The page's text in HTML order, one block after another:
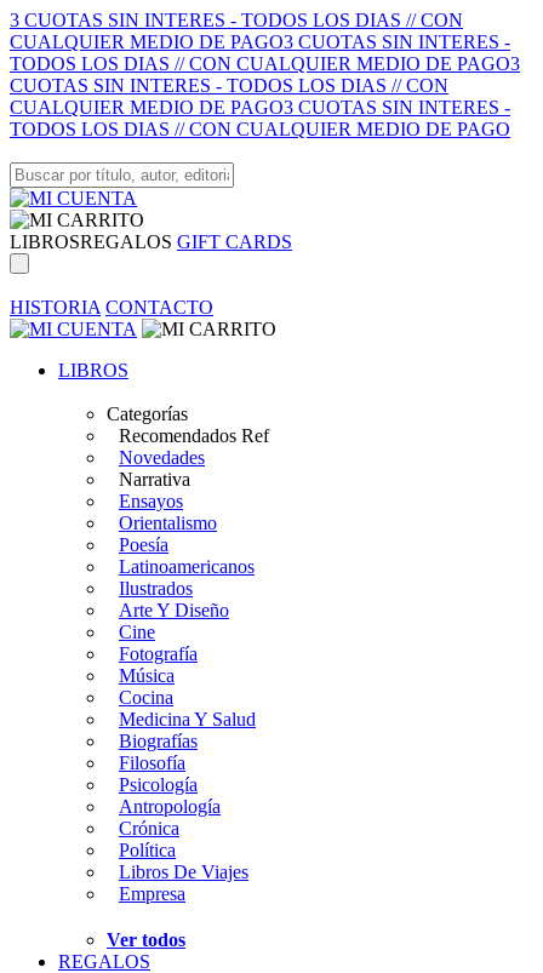
3 CUOTAS SIN INTERES - TODOS LOS DIAS // CON
CUALQUIER MEDIO DE PAGO3 CUOTAS SIN INTERES -
TODOS LOS DIAS // CON CUALQUIER MEDIO DE PAGO3
CUOTAS SIN INTERES - TODOS LOS DIAS // CON
CUALQUIER MEDIO DE PAGO3 CUOTAS SIN INTERES -
TODOS LOS DIAS // CON CUALQUIER MEDIO DE PAGO
LIBROSREGALOS GIFT CARDS
HISTORIA CONTACTO
LIBROS
Categorías
Recomendados Ref
Novedades
Narrativa
Ensayos
Orientalismo
Poesía
Latinoamericanos
Ilustrados
Arte Y Diseño
Cine
Fotografía
Música
Cocina
Medicina Y Salud
Biografías
Filosofía
Psicología
Antropología
Crónica
Política
Libros De Viajes
Empresa
Ver todos
REGALOS